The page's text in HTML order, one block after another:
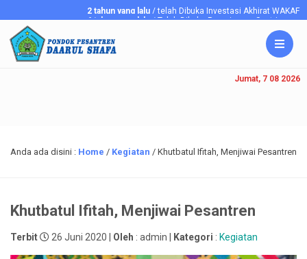
2 tahun yang lalu/ telah Dibuka Investasi Akhirat WAKAF TANAH
6 tahun yang lalu/ Telah Dibuka Penerimaan Santriawan/i Baru
Jumat, 7 08 2026
Anda ada disini : Home / Kegiatan / Khutbatul Ifitah, Menjiwai Pesantren
Khutbatul Ifitah, Menjiwai Pesantren
Terbit 26 Juni 2020 | Oleh : admin | Kategori : Kegiatan